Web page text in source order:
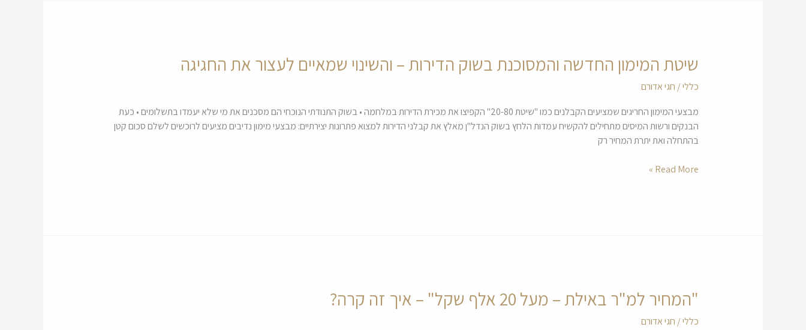
שיטת המימון החדשה והמסוכנת בשוק הדירות – והשינוי שמאיים לעצור את החגיגה
כללי/ חגי אדורם
מבצעי המימון החריגים שמציעים הקבלנים כמו "שיטת 20-80" הקפיצו את מכירת הדירות במלחמה • בשוק התנודתי הנוכחי הם מסכנים את מי שלא יעמדו בתשלומים • כעת
הבנקים ורשות המיסים מתחילים להקשיח עמדות הלחץ בשוק הנדל"ן מאלץ את קבלני הדירות למצוא פתרונות יצירתיים: מבצעי מימון נדיבים מציעים לרוכשים לשלם סכום קטן
בהתחלה ואת יתרת המחיר רק
שיטת
המימון
החדשה
בשוק
הדירות
–
שמאיים
Read More »
"המחיר למ"ר באילת – מעל 20 אלף שקל" – איך זה קרה?
כללי/ חגי אדורם
"המחיר
למ"ר
באילת